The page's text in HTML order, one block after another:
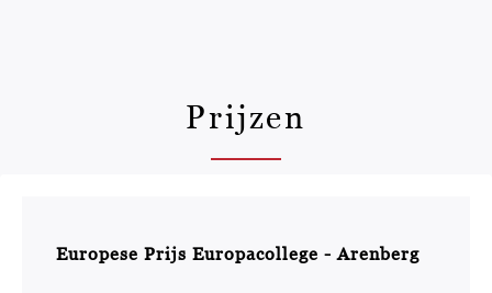
Prijzen
Europese Prijs Europacollege - Arenberg